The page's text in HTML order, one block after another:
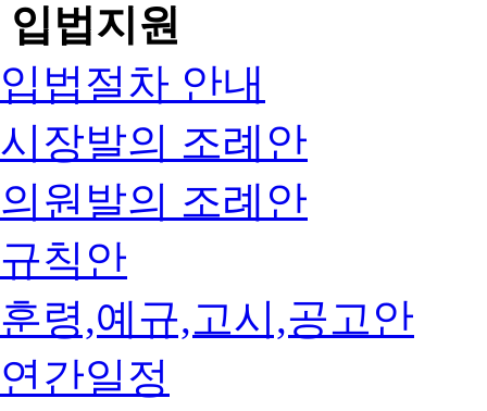
입법지원
입법절차 안내
시장발의 조례안
의원발의 조례안
규칙안
훈령,예규,고시,공고안
연간일정